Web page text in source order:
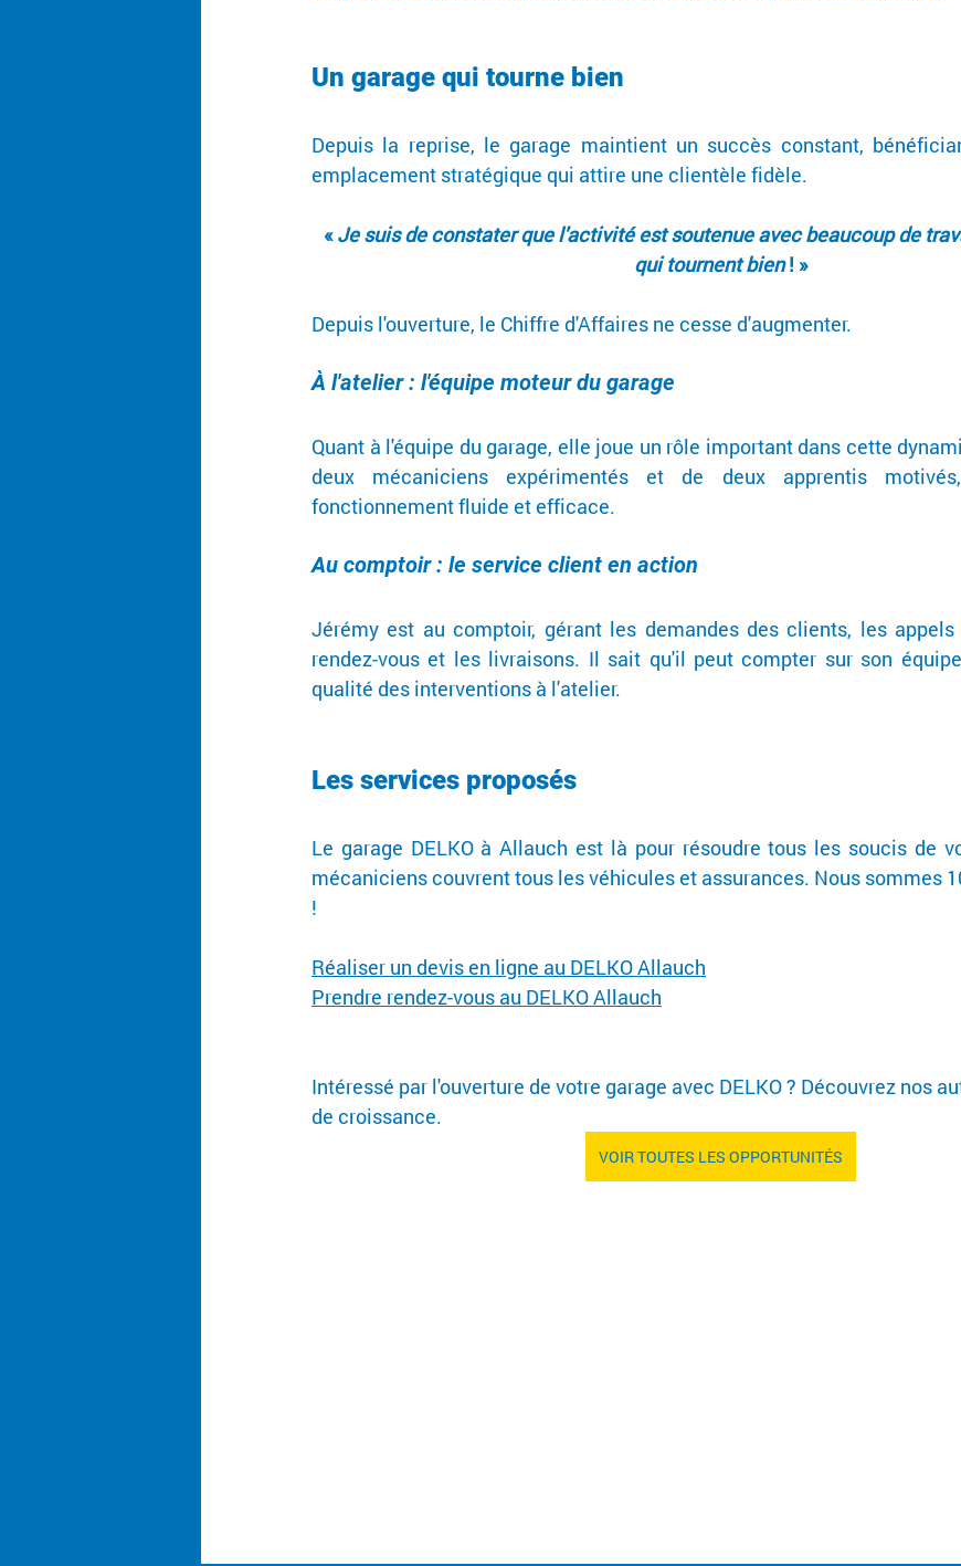
Un garage qui tourne bien
Depuis la reprise, le garage maintient un succès constant,
emplacement stratégique qui attire une clientèle fidèle.
« Je suis de constater que l'activité est soutenue avec beaucoup de
qui tournent bien ! »
Depuis l'ouverture, le Chiffre d'Affaires ne cesse d'augmenter.
À l'atelier : l'équipe moteur du garage
Quant à l'équipe du garage, elle joue un rôle important dans cette
deux mécaniciens expérimentés et de deux apprentis
fonctionnement fluide et efficace.
Au comptoir : le service client en action
Jérémy est au comptoir, gérant les demandes des clients, les
rendez-vous et les livraisons. Il sait qu'il peut compter sur son
qualité des interventions à l'atelier.
Les services proposés
Le garage DELKO à Allauch est là pour résoudre tous les soucis de
mécaniciens couvrent tous les véhicules et assurances. Nous sommes
!
Réaliser un devis en ligne au DELKO Allauch
Prendre rendez-vous au DELKO Allauch
Intéressé par l'ouverture de votre garage avec DELKO ? Découvrez nos
de croissance.
VOIR TOUTES LES OPPORTUNITÉS